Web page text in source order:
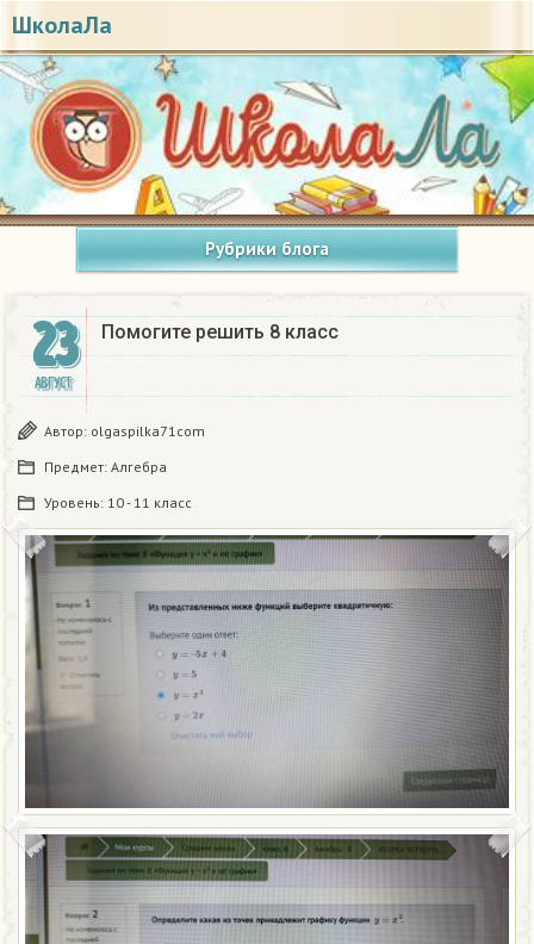
ШколаЛа
Рубрики блога
23
АВГУСТ
Помогите решить 8 класс
Автор: olgaspilka71com
Предмет: Алгебра
Уровень: 10 - 11 класс